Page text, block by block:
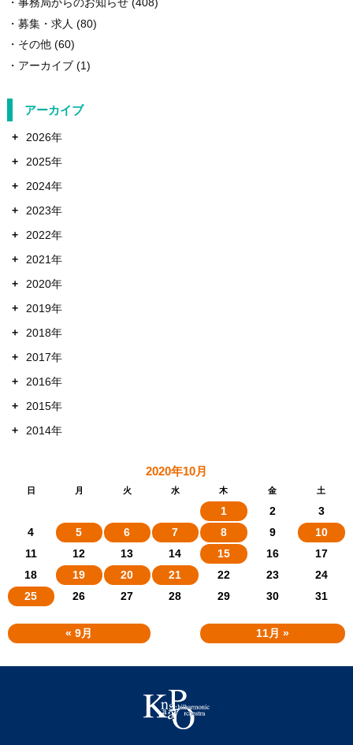
事務局からのお知らせ(408)
募集・求人 (80)
その他(60)
アーカイブ(1)
アーカイブ
+
2026年
+
2025年
+
2024年
+
2023年
+
2022年
+
2021年
+
2020年
+
2019年
+
2018年
+
2017年
+
2016年
+
2015年
+
2014年
2020年10月
日 月 火 水 木 金 土
« 9月 11月 »
1 2
3
4
5 6 7 8 9
10
11
12 13 14 15 16
17
18
19 20 21 22 23
24
25
26 27 28 29 30 31